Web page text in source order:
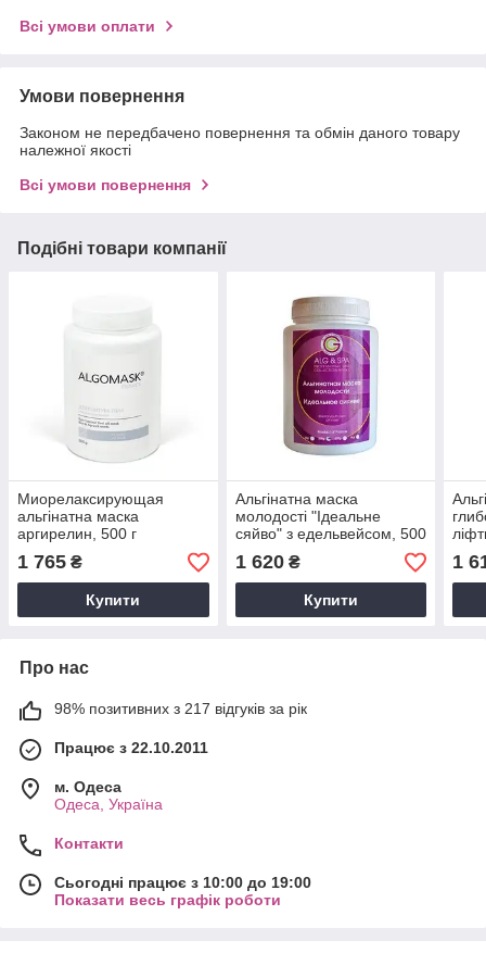
Всі умови оплати
Умови повернення
Законом не передбачено повернення та обмін даного товару
належної якості
Всі умови повернення
Подібні товари компанії
Миорелаксирующая
альгінатна маска
аргирелин, 500 г
1 765 ₴
Купити
Альгінатна маска
молодості "Ідеальне
сяйво" з едельвейсом, 500
г
1 620₴
Купити
1
Про нас
98% позитивних з 217 відгуків за рік
Працює з 22.10.2011
м. Одеса
Одеса, Україна
Контакти
Сьогодні працює з 10:00 до 19:00
Показати весь графік роботи